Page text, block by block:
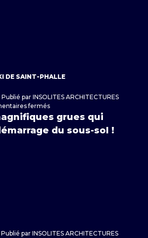
DE SAINT-PHALLE
Publié par INSOLITES ARCHITECTURES
ferméssur
Groupe
scolaire
Niki
grues qui
du sous-sol !
Publié par INSOLITES ARCHITECTURES